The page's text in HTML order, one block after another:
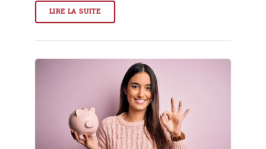
LIRE LA SUITE